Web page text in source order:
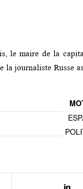
le maire de la
journaliste Russe